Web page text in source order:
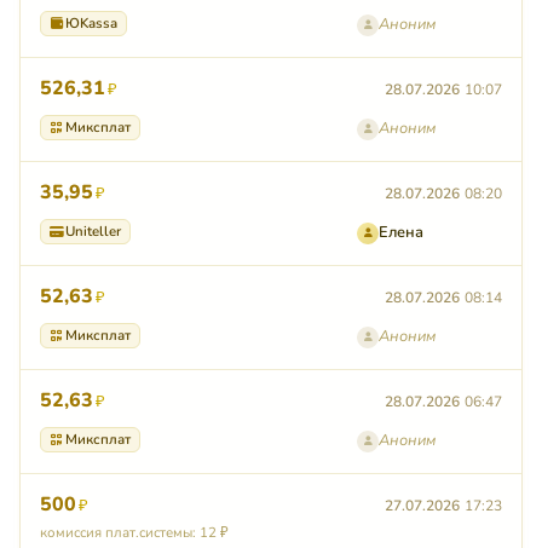
ЮKassa Аноним
28.07.2026 10:07
526,31₽
Миксплат Аноним
28.07.2026 08:20
35,95₽
Uniteller Елена
28.07.2026 08:14
52,63₽
Миксплат Аноним
28.07.2026 06:47
52,63₽
Миксплат Аноним
27.07.2026 17:23
500₽
комиссия плат.системы: 12 ₽